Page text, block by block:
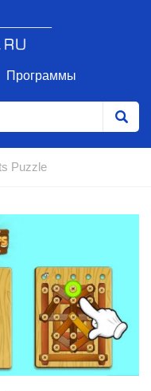
Программы
Puzzle